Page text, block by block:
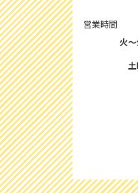
営業時間
火
土